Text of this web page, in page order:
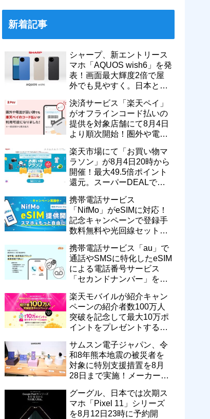
新着記事
シャープ、新エントリース
マホ「AQUOS wish6」を発
表！画面最大輝度2倍で屋
外でも見やすく。日本と台
売
決済サービス「楽天ペイ」
がオフラインコード払いの
提供を対象店舗にて8月4日
より順次開始！圏外や電波
に
楽天市場にて「お買い物マ
ラソン」が8月4日20時から
開催！最大49.5倍ポイント
還元。スーパーDEALで
など
携帯電話サービス
「NifMo」がeSIMに対応！
記念キャンペーンで登録手
数料無料や光回線セットで
770円割引に
携帯電話サービス「au」で
通話やSMSに特化したeSIM
による電話番号サービス
「セカンドナンバー」を提
番などに対応
楽天モバイルが紹介キャン
ペーンの紹介者数100万人
突破を記念して最大10万ポ
イントをプレゼントするキ
レなし
サムスン電子ジャパン、令
和8年熊本地震の被災者を
対象に特別支援措置を8月
28日まで実施！メーカー版
替機提供
グーグル、日本では次期ス
マホ「Pixel 11」シリーズ
を8月12日23時に予約開